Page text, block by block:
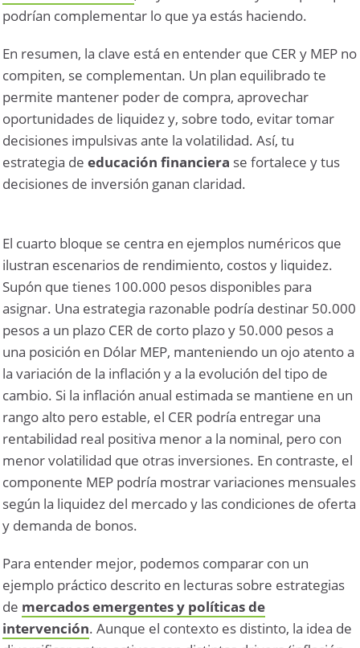
podrían complementar lo que ya estás haciendo.
En resumen, la clave está en entender que CER y MEP no
compiten, se complementan. Un plan equilibrado te
permite mantener poder de compra, aprovechar
oportunidades de liquidez y, sobre todo, evitar tomar
decisiones impulsivas ante la volatilidad. Así, tu
estrategia deeducación financiera se fortalece y tus
decisiones de inversión ganan claridad.
El cuarto bloque se centra en ejemplos numéricos que
ilustran escenarios de rendimiento, costos y liquidez.
Supón que tienes 100.000 pesos disponibles para
asignar. Una estrategia razonable podría destinar 50.000
pesos a un plazo CER de corto plazo y 50.000 pesos a
una posición en Dólar MEP, manteniendo un ojo atento a
la variación de la inflación y a la evolución del tipo de
cambio. Si la inflación anual estimada se mantiene en un
rango alto pero estable, el CER podría entregar una
rentabilidad real positiva menor a la nominal, pero con
menor volatilidad que otras inversiones. En contraste, el
componente MEP podría mostrar variaciones mensuales
según la liquidez del mercado y las condiciones de oferta
y demanda de bonos.
Para entender mejor, podemos comparar con un
ejemplo práctico descrito en lecturas sobre estrategias
de mercados emergentes y políticas de
intervención. Aunque el contexto es distinto, la idea de